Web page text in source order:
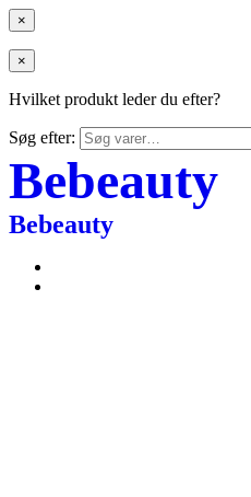
×
×
Hvilket produkt leder du efter?
Søg efter:
Bebeauty
Bebeauty